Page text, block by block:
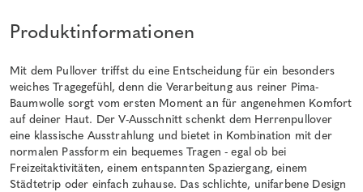
Produktinformationen
Mit dem Pullover triffst du eine Entscheidung für ein besonders
weiches Tragegefühl, denn die Verarbeitung aus reiner Pima-
Baumwolle sorgt vom ersten Moment an für angenehmen Komfort
auf deiner Haut. Der V-Ausschnitt schenkt dem Herrenpullover
eine klassische Ausstrahlung und bietet in Kombination mit der
normalen Passform ein bequemes Tragen - egal ob bei
Freizeitaktivitäten, einem entspannten Spaziergang, einem
Städtetrip oder einfach zuhause. Das schlichte, unifarbene Design